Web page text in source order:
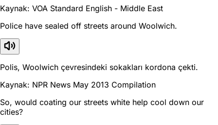
Kaynak: VOA Standard English - Middle East
Police have sealed off streets around Woolwich.
Polis, Woolwich çevresindeki sokakları kordona çekti.
Kaynak: NPR News May 2013 Compilation
So, would coating our streets white help cool down our
cities?